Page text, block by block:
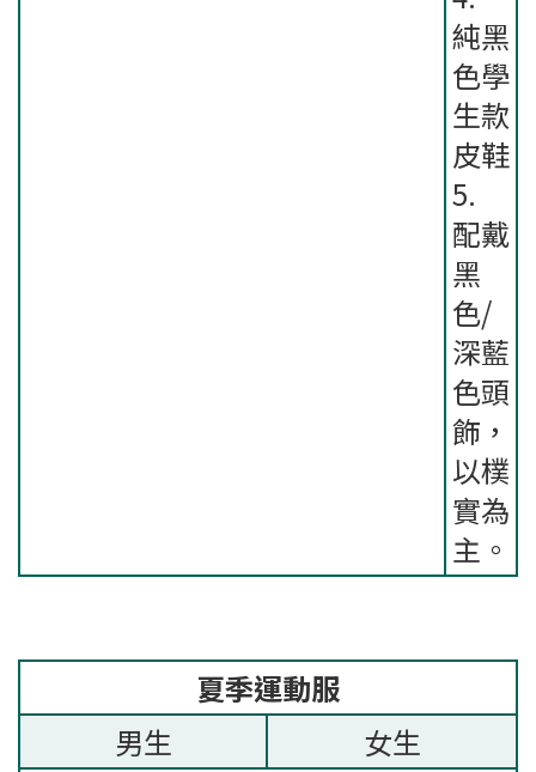
純黑
色學
生款
皮鞋
5.
配戴
黑
色/
深藍
色頭
飾，
以樸
實為
主。
夏季運動服
男生
女生